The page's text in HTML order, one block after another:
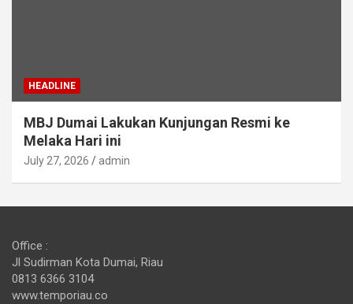
HEADLINE
MBJ Dumai Lakukan Kunjungan Resmi ke
Melaka Hari ini
July 27, 2026 admin
Office :
Jl Sudirman Kota Dumai, Riau
0813 6366 3104
www.temporiau.co